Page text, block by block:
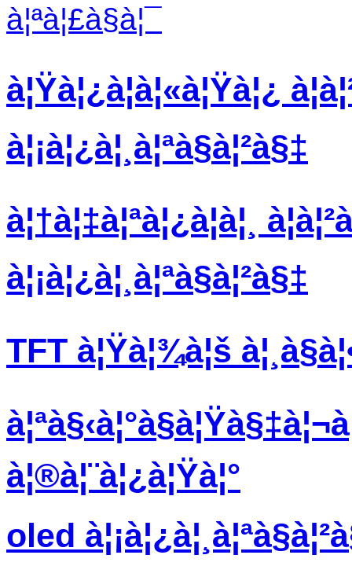
à¦ªà¦£à§à¦¯
à¦Ÿà¦¿à¦à¦«à¦Ÿà¦¿
à¦¡à¦¿à¦¸à¦ªà§à¦²à§‡
à¦†à¦‡à¦ªà¦¿à¦à¦¸
à¦¡à¦¿à¦¸à¦ªà§à¦²à§‡
TFT à¦Ÿà¦¾à¦š
à¦®à¦¨à¦¿à¦Ÿà¦°
oled